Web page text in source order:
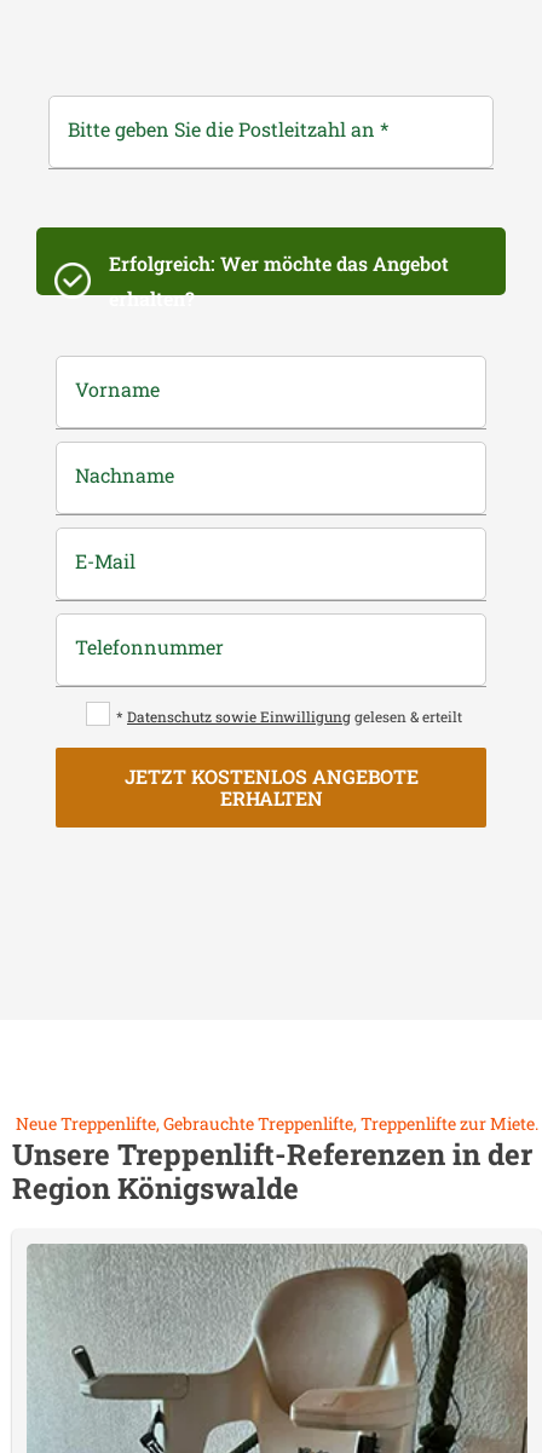
Bitte geben Sie die Postleitzahl an *
Erfolgreich: Wer möchte das Angebot
erhalten?
Vorname
Nachname
E-Mail
Telefonnummer
* Datenschutz sowie Einwilligung gelesen & erteilt
JETZT KOSTENLOS ANGEBOTE
ERHALTEN
Neue Treppenlifte, Gebrauchte Treppenlifte, Treppenlifte zur Miete.
Unsere Treppenlift-Referenzen in der
RegionKönigswalde